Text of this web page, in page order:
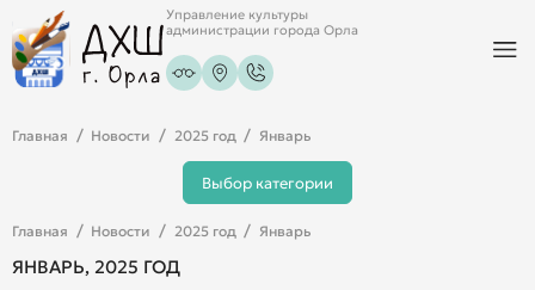
Управление культуры
администрации города Орла
Главная Новости 2025 год Январь
Выбор категории
Главная Новости 2025 год Январь
ЯНВАРЬ, 2025 ГОД